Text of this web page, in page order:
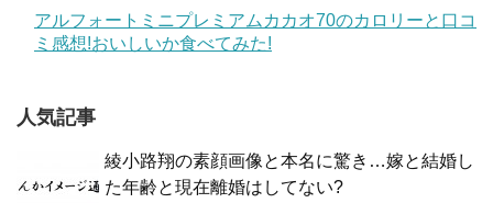
アルフォートミニプレミアムカカオ70のカロリーと口コ
ミ感想!おいしいか食べてみた!
人気記事
綾小路翔の素顔画像と本名に驚き…嫁と結婚し
た年齢と現在離婚はしてない?